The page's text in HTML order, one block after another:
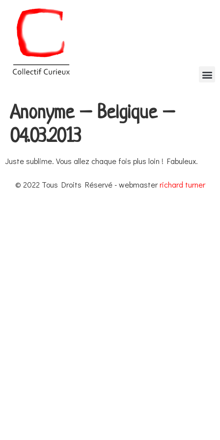
Anonyme – Belgique –
04.03.2013
Juste sublime. Vous allez chaque fois plus loin ! Fabuleux.
© 2022 Tous Droits Réservé - webmasterrichard turner